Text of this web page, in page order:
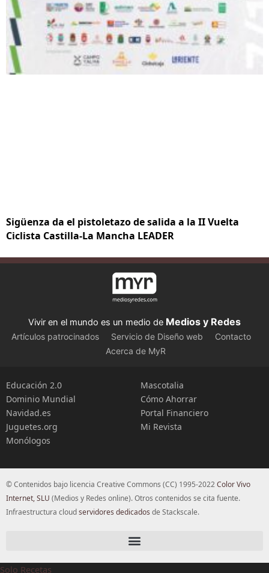
Sigüenza da el pistoletazo de salida a la II Vuelta
Ciclista Castilla-La Mancha LEADER
Vivir en el mundo es un medio de Medios y Redes
Artículos patrocinados Servicio de Diseño web
Contacto
Acerca de MyR
Educación 2.0
Dominio Mundial
Navidad.es
Juguetes.org
Monólogos
Mascotalia
Cómo Ahorrar
Portal Financiero
Mi Revista
© Contenidos bajo licencia Creative Commons (CC) 1995-2022Color Vivo
Internet, SLU (Medios y Redes online). Otros contenidos se cita fuente.
Infraestructura cloudservidores dedicados de Stackscale.
Solo Recetas